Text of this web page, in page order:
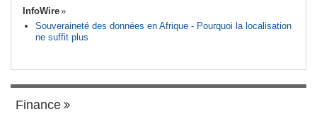
InfoWire
Souveraineté des données en Afrique - Pourquoi la localisation
ne suffit plus
Finance